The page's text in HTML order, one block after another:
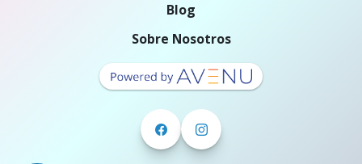
Blog
Sobre Nosotros